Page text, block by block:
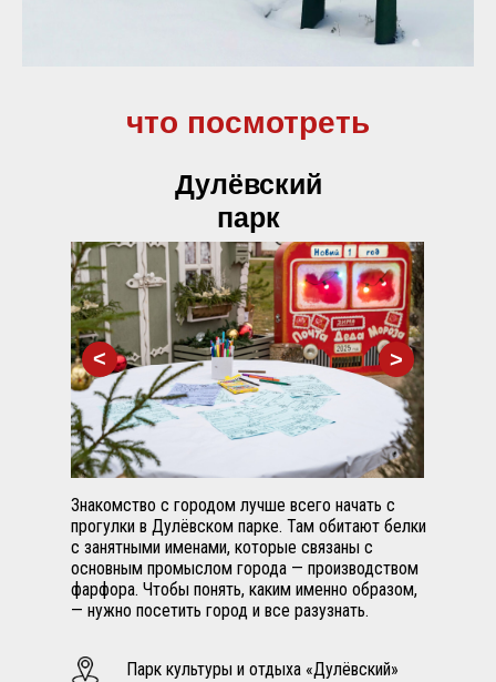
что посмотреть
Знакомство с городом лучше всего начать с
прогулки в Дулёвском парке. Там обитают белки
с занятными именами, которые связаны с
основным промыслом города — производством
фарфора. Чтобы понять, каким именно образом,
— нужно посетить город и все разузнать.
Парк культуры и отдыха «Дулёвский»
< <
Дулёвский
парк